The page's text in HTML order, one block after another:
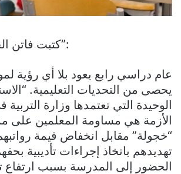
كتبت فاتن الحاج في “الأخبار”:
عام دراسي رابع يعود بلا أي رؤية
يحصى من التحديات التعليمية.
الوحيدة التي تعتمدها وزارة
الأزمة هي مساومة المعلمين على
“خجولة” مقابل انخفاض قيمة
تهديدهم باتخاذ إجراءات تأديبية
الحضور إلى المدرسة بسبب ارتفاع